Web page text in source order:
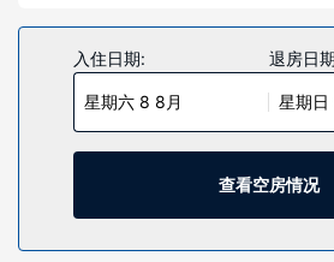
途中找到家的舒适。提供免费无线网络
系；数码频道可满足您的娱乐需求。浴
和免费洗浴用品。便利设施包括保险箱
客房服务。
一定要享受一下桑拿、24 小时健身中
入住日期:
星期六 8 8月
退房日
星期日
查看空房情况